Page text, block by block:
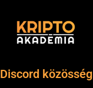
Discord közösség